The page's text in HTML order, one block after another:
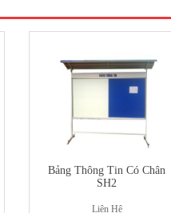
Bảng Thông Tin Có Chân
SH2
Liên Hệ